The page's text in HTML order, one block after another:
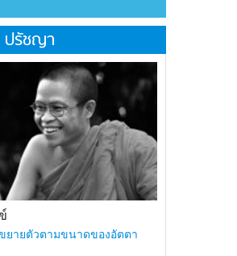
ปรัชญา
ยายตัวตามขนาดของอัตตา